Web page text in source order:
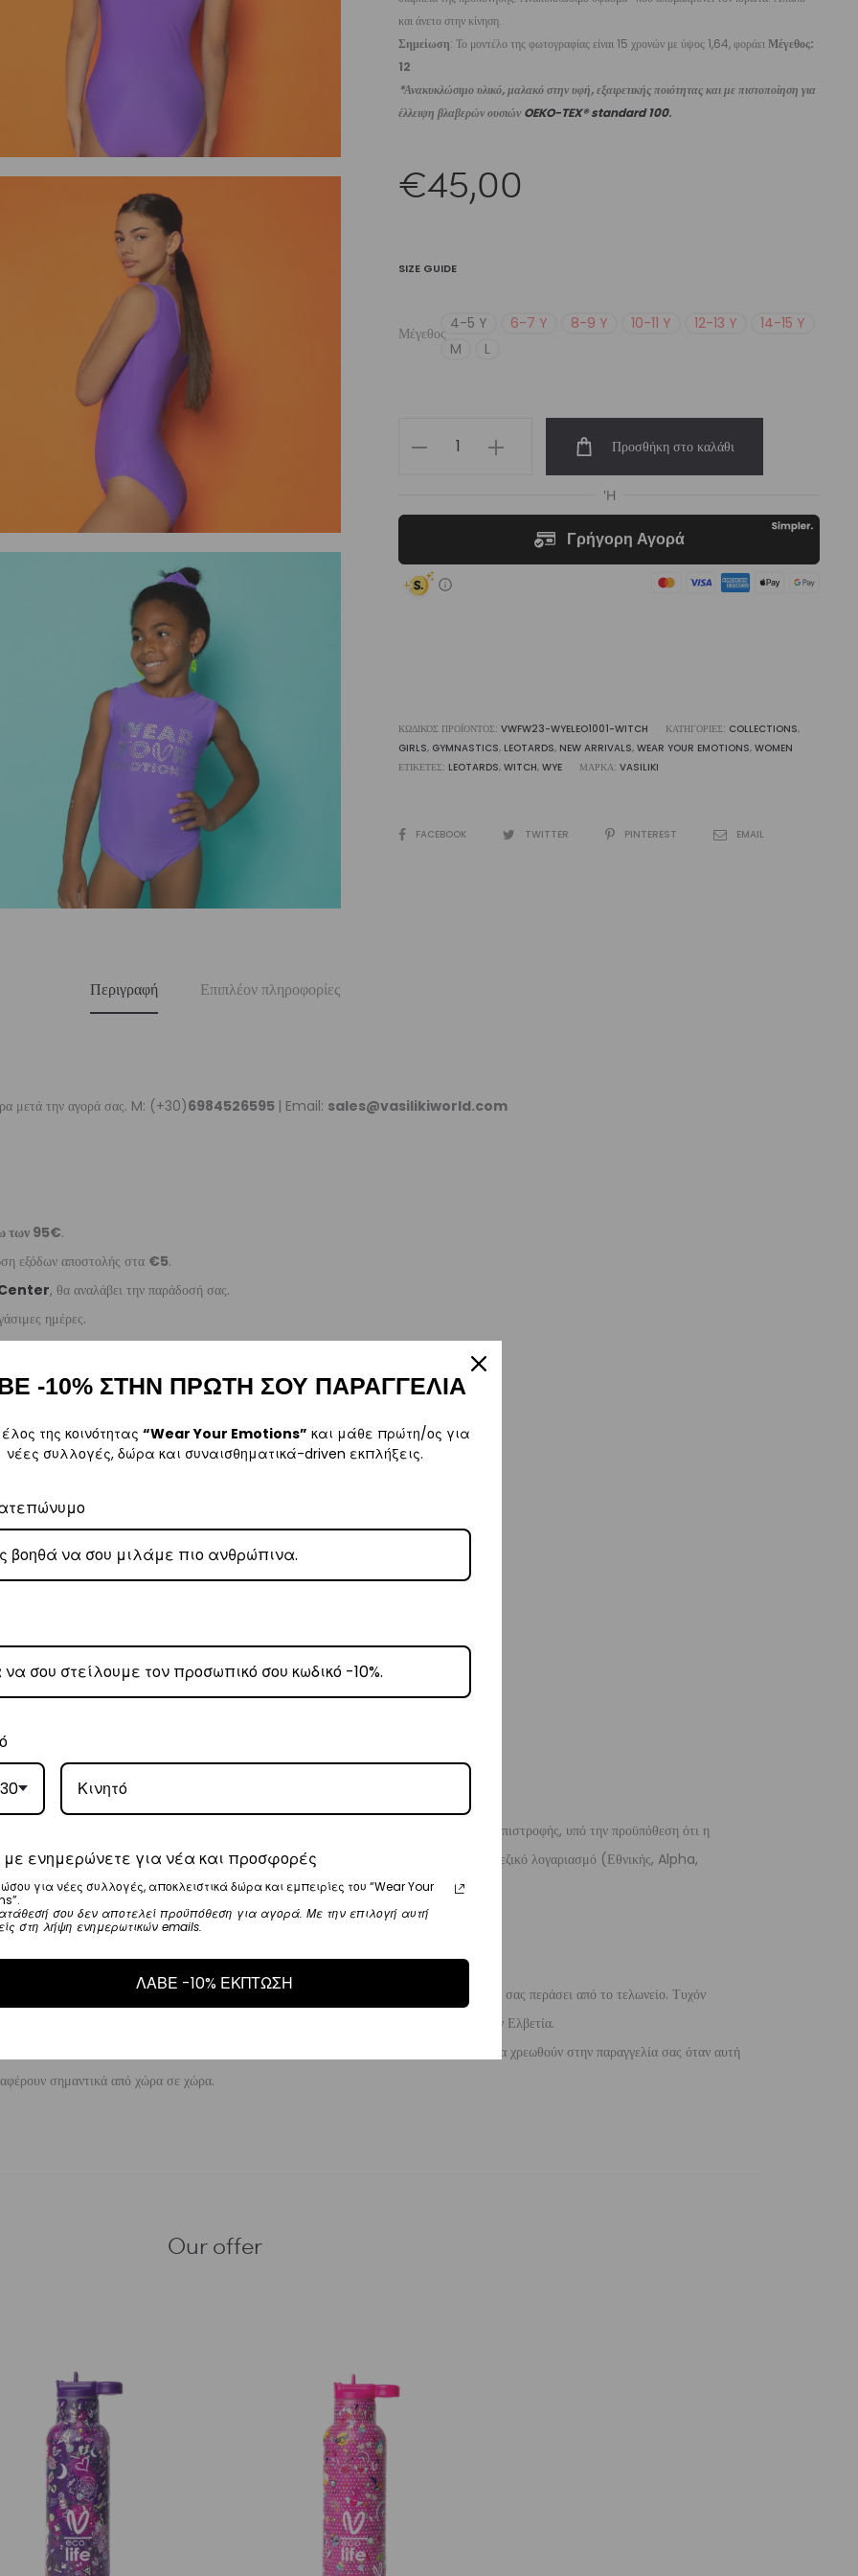
και άνετο στην κίνηση.
Σημείωση: Το μοντέλο της φωτογραφίας είναι 15 χρονών με ύψος 1,64, φοράειΜέγεθος:
12
*Ανακυκλώσιμο υλικό, μαλακό στην υφή, εξαιρετικής ποιότητας και με πιστοποίηση για
έλλειψη βλαβερών ουσιών OEKO-TEX® standard 100.
€45,00
SIZE GUIDE
Μέγεθος
4-5 Y 6-7 Y 8-9 Y 10-11 Y 12-13 Y
14-15 Y
M
L
WearYourEmotions
ποσότητα
Προσθήκη στο καλάθι
ΚΩΔΙΚΌΣ ΠΡΟΪΌΝΤΟΣ: VWFW23-WYELEO1001-WITCH ΚΑΤΗΓΟΡΊΕΣ: COLLECTIONS,
GIRLS, GYMNASTICS, LEOTARDS, NEW ARRIVALS, WEAR YOUR EMOTIONS, WOMEN
ΕΤΙΚΈΤΕΣ: LEOTARDS, WITCH, WYE ΜΆΡΚΑ: VASILIKI
SHAREFACEBOOK TWITTER PINTEREST EMAIL
Περιγραφή Επιπλέον πληροφορίες
μετά την αγορά σας. M: (+30)6984526595 | Email: sales@vasilikiworld.com
των 95€.
εξόδων αποστολής στα €5.
, θα αναλάβει την παράδοσή σας.
ημέρες.
την Ελλάδα.
, θα αναλάβει την παράδοσή σας.
ημέρες.
ημέρες.
στα€35.
ημέρες.
αγοράς του προϊόντος χωρίς να έχετε την υποχρέωση να αναφέρετε τους λόγους της επιστροφής, υπό την προϋπόθεση ότι η
για την επιστροφή, επιβαρύνουν τον πελάτη. Τα χρήματα θα αποσταλούν σε ένα τραπεζικό λογαριασμό (Εθνικής, Alpha,
που θα παραλάβουμε το επιστρεφόμενο προϊόν.
ή εισαγωγικές επιβαρύνσεις.
να είστε υπεύθυνοι για τα τέλη διακίνησης και τους φόρους όταν η παραγγελία σας περάσει από το τελωνείο. Τυχόν
δέματος. Αυτή η πολιτική ισχύει και για τις παραδόσεις στο Ηνωμένο Βασίλειο και την Ελβετία.
ή να ελέγξουμε τυχόν τελωνειακά τέλη ή εισαγωγικούς δασμούς που ενδέχεται να χρεωθούν στην παραγγελία σας όταν αυτή
σημαντικά από χώρα σε χώρα.
Our offer
-10% ΣΤΗΝ ΠΡΩΤΗ ΣΟΥ ΠΑΡΑΓΓΕΛΙΑ
της κοινότητας “Wear Your Emotions” και μάθε πρώτη/ος για
νέες συλλογές, δώρα και συναισθηματικά-driven εκπλήξεις.
ενημερώνετε για νέα και προσφορές
για νέες συλλογές, αποκλειστικά δώρα και εμπειρίες του “Wear Your
σου δεν αποτελεί προϋπόθεση για αγορά. Με την επιλογή αυτή
στη λήψη ενημερωτικών emails.
ΛΑΒΕ -10% ΕΚΠΤΩΣΗ